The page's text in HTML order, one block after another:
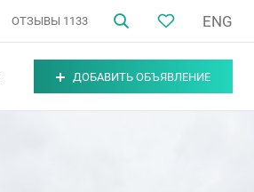
ОТЗЫВЫ 1133 ENG
ДОБАВИТЬ ОБЪЯВЛЕНИЕ